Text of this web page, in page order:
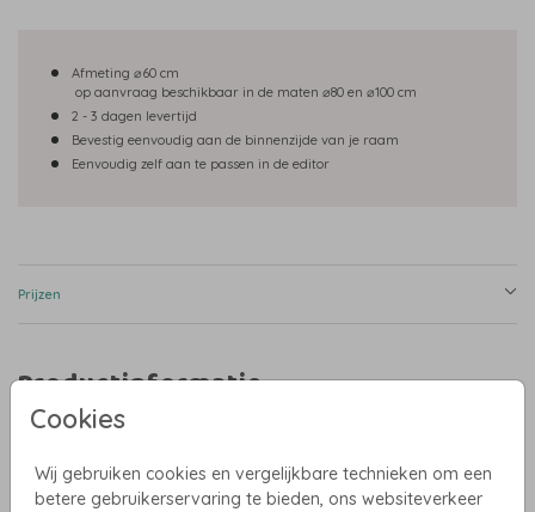
Cookies
Wij gebruiken cookies en vergelijkbare technieken om een
betere gebruikerservaring te bieden, ons websiteverkeer
Afmeting ⌀60 cm
op aanvraag beschikbaar in de maten ⌀80 en ⌀100 cm
2 - 3 dagen levertijd
Bevestig eenvoudig aan de binnenzijde van je raam
Eenvoudig zelf aan te passen in de editor
Prijzen
Productinformatie
Omschrijving
Raamsticker met mooie winterse elementen. Dieren, sterren en een
maantje. Een vos, konijntje, hert en een roodborstje. Een raamsticker is
super leuk om de geboorte van jullie baby aan te kondigen.